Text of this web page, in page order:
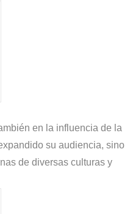
en la influencia de la
su audiencia, sino
de diversas culturas y